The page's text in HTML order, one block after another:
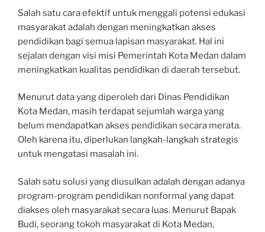
Salah satu cara efektif untuk menggali potensi edukasi
masyarakat adalah dengan meningkatkan akses
pendidikan bagi semua lapisan masyarakat. Hal ini
sejalan dengan visi misi Pemerintah Kota Medan dalam
meningkatkan kualitas pendidikan di daerah tersebut.
Menurut data yang diperoleh dari Dinas Pendidikan
Kota Medan, masih terdapat sejumlah warga yang
belum mendapatkan akses pendidikan secara merata.
Oleh karena itu, diperlukan langkah-langkah strategis
untuk mengatasi masalah ini.
Salah satu solusi yang diusulkan adalah dengan adanya
program-program pendidikan nonformal yang dapat
diakses oleh masyarakat secara luas. Menurut Bapak
Budi, seorang tokoh masyarakat di Kota Medan,